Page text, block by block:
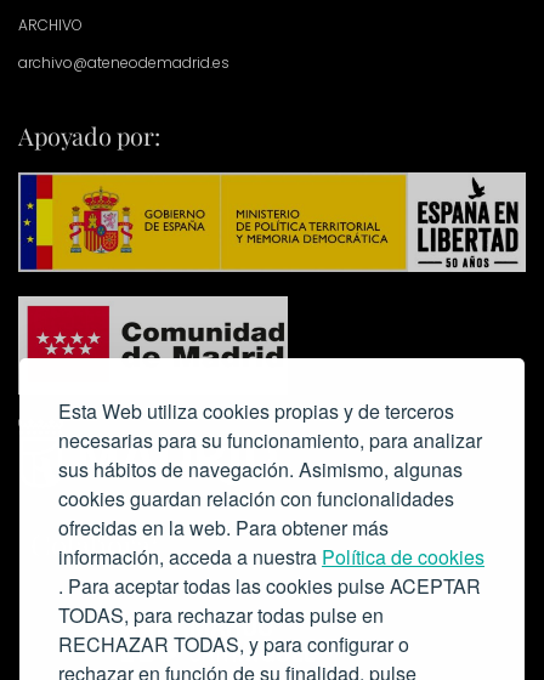
Esta Web utiliza cookies propias y de terceros
necesarias para su funcionamiento, para analizar
sus hábitos de navegación. Asimismo, algunas
cookies guardan relación con funcionalidades
ofrecidas en la web. Para obtener más
información, acceda a nuestra Política de cookies
. Para aceptar todas las cookies pulse ACEPTAR
TODAS, para rechazar todas pulse en
RECHAZAR TODAS, y para configurar o
rechazar en función de su finalidad, pulse
ARCHIVO
archivo@ateneodemadrid.es
Apoyado por:
Colabora: